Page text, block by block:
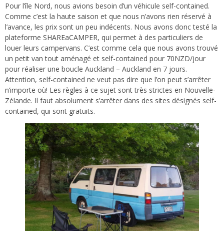
Pour l’île Nord, nous avions besoin d’un véhicule self-contained.
Comme c’est la haute saison et que nous n’avons rien réservé à
l’avance, les prix sont un peu indécents. Nous avons donc testé la
plateforme SHAREaCAMPER, qui permet à des particuliers de
louer leurs campervans. C’est comme cela que nous avons trouvé
un petit van tout aménagé et self-contained pour 70NZD/jour
pour réaliser une boucle Auckland – Auckland en 7 jours.
Attention, self-contained ne veut pas dire que l’on peut s’arrêter
n’importe où! Les règles à ce sujet sont très strictes en Nouvelle-
Zélande. Il faut absolument s’arrêter dans des sites désignés self-
contained, qui sont gratuits.